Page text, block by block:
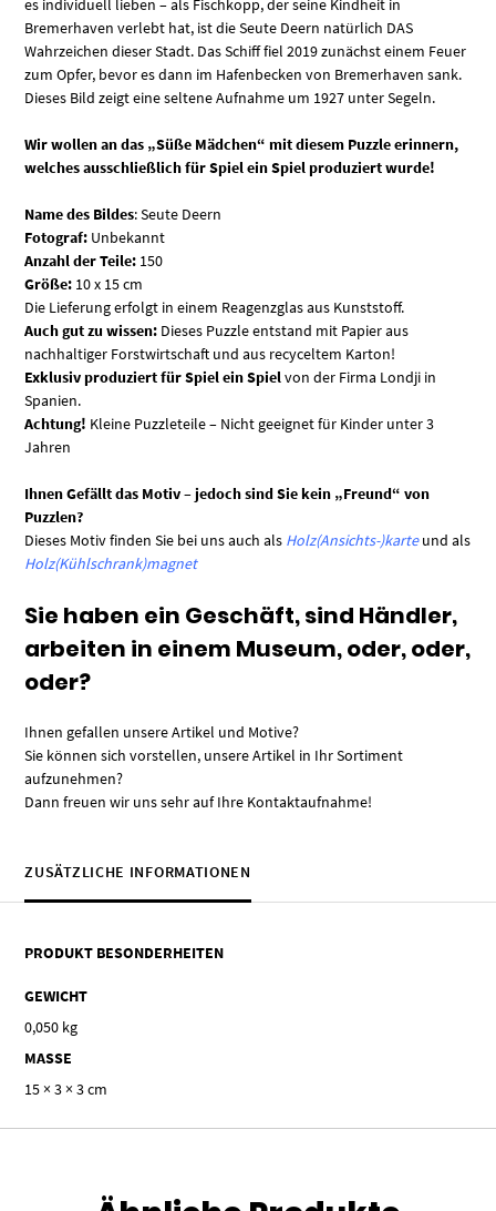
es individuell lieben – als Fischkopp, der seine Kindheit in
Bremerhaven verlebt hat, ist die Seute Deern natürlich DAS
Wahrzeichen dieser Stadt. Das Schiff fiel 2019 zunächst einem Feuer
zum Opfer, bevor es dann im Hafenbecken von Bremerhaven sank.
Dieses Bild zeigt eine seltene Aufnahme um 1927 unter Segeln.
Wir wollen an das „Süße Mädchen“ mit diesem Puzzle erinnern,
welches ausschließlich für Spiel ein Spiel produziert wurde!
Name des Bildes: Seute Deern
Fotograf: Unbekannt
Anzahl der Teile: 150
Größe: 10 x 15 cm
Die Lieferung erfolgt in einem Reagenzglas aus Kunststoff.
Auch gut zu wissen: Dieses Puzzle entstand mit Papier aus
nachhaltiger Forstwirtschaft und aus recyceltem Karton!
Exklusiv produziert für Spiel ein Spielvon der Firma Londji in
Spanien.
Achtung! Kleine Puzzleteile – Nicht geeignet für Kinder unter 3
Jahren
Ihnen Gefällt das Motiv – jedoch sind Sie kein „Freund“ von
Puzzlen?
Dieses Motiv finden Sie bei uns auch als Holz(Ansichts-)karteund als
Holz(Kühlschrank)magnet
Sie haben ein Geschäft, sind Händler,
arbeiten in einem Museum, oder, oder,
oder?
Ihnen gefallen unsere Artikel und Motive?
Sie können sich vorstellen, unsere Artikel in Ihr Sortiment
aufzunehmen?
Dann freuen wir uns sehr auf Ihre Kontaktaufnahme!
ZUSÄTZLICHE INFORMATIONEN
PRODUKT BESONDERHEITEN
GEWICHT
0,050 kg
MASSE
15 × 3 × 3 cm